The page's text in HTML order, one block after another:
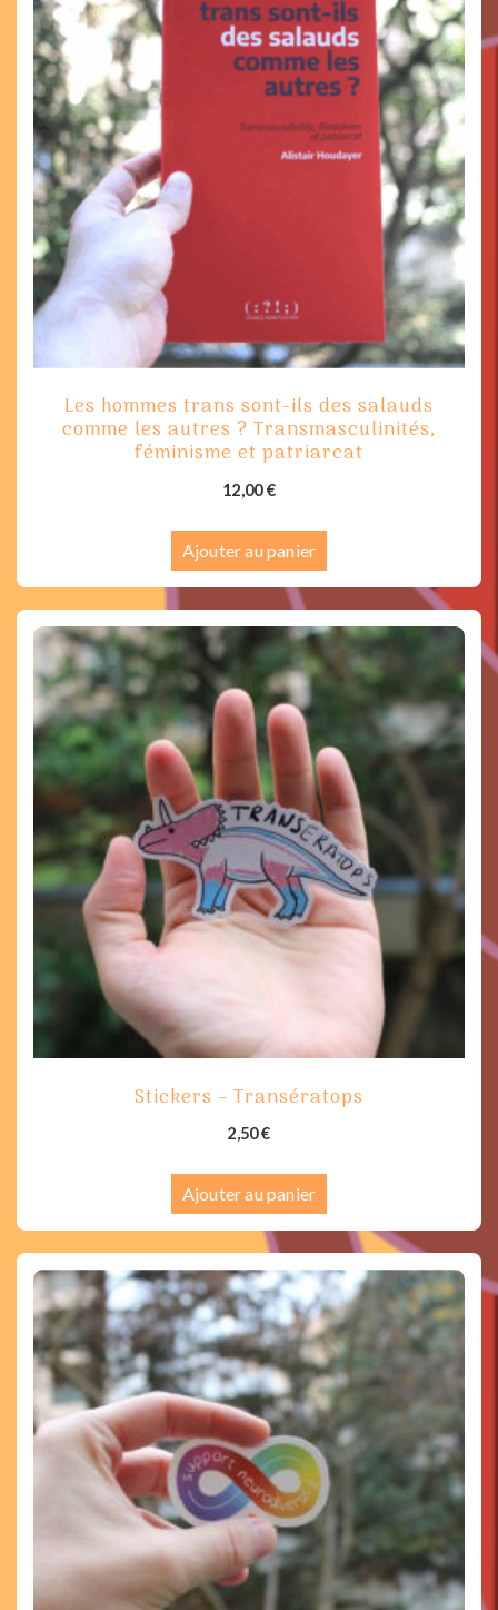
Les hommes trans sont-ils des salauds
comme les autres ? Transmasculinités,
féminisme et patriarcat
12,00€
Ajouter au panier
Stickers – Transératops
2,50€
Ajouter au panier